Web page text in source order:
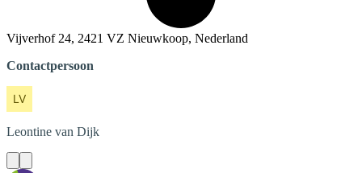
Vijverhof 24, 2421 VZ Nieuwkoop, Nederland
Contactpersoon
Leontine van Dijk